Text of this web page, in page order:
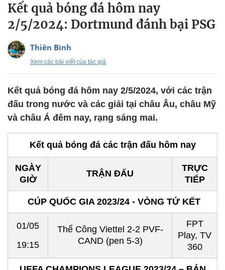
Kết quả bóng đá hôm nay
2/5/2024: Dortmund đánh bại PSG
Thiên Bình
Xem các bài viết của tác giả
Kết quả bóng đá hôm nay 2/5/2024, với các trận
đấu trong nước và các giải tại châu Âu, châu Mỹ
và châu Á đêm nay, rạng sáng mai.
Kết quả bóng đá các trận đấu hôm nay
NGÀY
GIỜ
TRẬN ĐẤU
TRỰC
TIẾP
CÚP QUỐC GIA 2023/24 - VÒNG TỨ KẾT
01/05
19:15
Thể Công Viettel 2-2 PVF-
CAND (pen 5-3)
FPT
Play, TV
360